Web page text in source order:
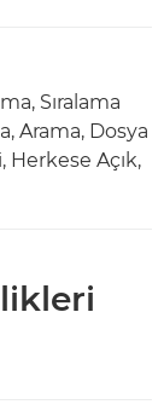
Sıralama
Arama, Dosya
Açık,